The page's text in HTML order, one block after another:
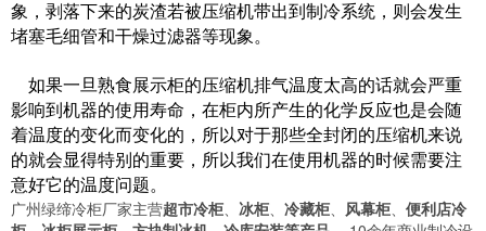
象，剥落下来的炭渣若被压缩机带出到制冷系统，则会发生
堵塞毛细管和干燥过滤器等现象。
如果一旦熟食展示柜的压缩机排气温度太高的话就会严重
影响到机器的使用寿命，在柜内所产生的化学反应也是会随
着温度的变化而变化的，所以对于那些全封闭的压缩机来说
的就会显得特别的重要，所以我们在使用机器的时候需要注
意好它的温度问题。
广州绿缔冷柜厂家主营超市冷柜、 冰柜、 冷藏柜、 风幕柜、 便利店冷